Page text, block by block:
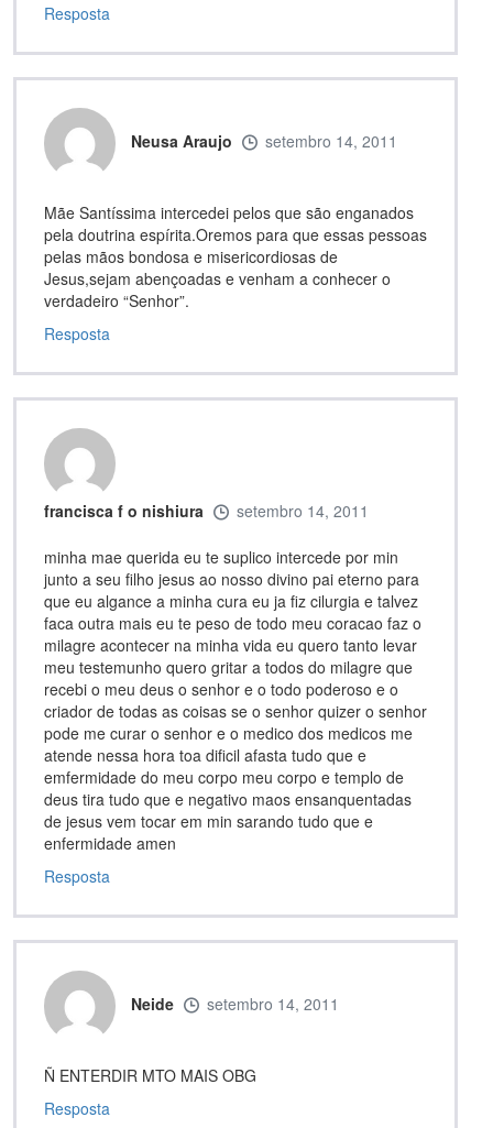
Resposta
Neusa Araujo setembro 14, 2011
Mãe Santíssima intercedei pelos que são enganados
pela doutrina espírita.Oremos para que essas pessoas
pelas mãos bondosa e misericordiosas de
Jesus,sejam abençoadas e venham a conhecer o
verdadeiro “Senhor”.
Resposta
francisca f o nishiura setembro 14, 2011
minha mae querida eu te suplico intercede por min
junto a seu filho jesus ao nosso divino pai eterno para
que eu algance a minha cura eu ja fiz cilurgia e talvez
faca outra mais eu te peso de todo meu coracao faz o
milagre acontecer na minha vida eu quero tanto levar
meu testemunho quero gritar a todos do milagre que
recebi o meu deus o senhor e o todo poderoso e o
criador de todas as coisas se o senhor quizer o senhor
pode me curar o senhor e o medico dos medicos me
atende nessa hora toa dificil afasta tudo que e
emfermidade do meu corpo meu corpo e templo de
deus tira tudo que e negativo maos ensanquentadas
de jesus vem tocar em min sarando tudo que e
enfermidade amen
Resposta
Neide setembro 14, 2011
Ñ ENTERDIR MTO MAIS OBG
Resposta